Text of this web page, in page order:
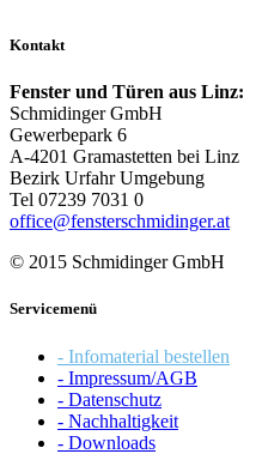
Kontakt
Fenster und Türen aus Linz:
Schmidinger GmbH
Gewerbepark 6
A-4201 Gramastetten bei Linz
Bezirk Urfahr Umgebung
Tel 07239 7031 0
office@fensterschmidinger.at
© 2015 Schmidinger GmbH
Servicemenü
- Infomaterial bestellen
- Impressum/AGB
- Datenschutz
- Nachhaltigkeit
- Downloads